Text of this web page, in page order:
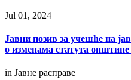
Jul 01, 2024
Јавни позив за учешће на
о изменама статута
in Јавне расправе